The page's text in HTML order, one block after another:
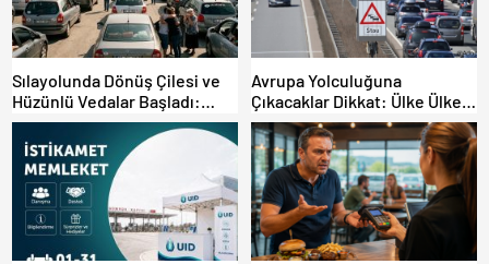
Sılayolunda Dönüş Çilesi ve
Hüzünlü Vedalar Başladı:
Kapıkule’de Yoğunluk Artıyor!
Avrupa Yolculuğuna
Çıkacaklar Dikkat: Ülke Ülke
Güncel Trafik Kuralları,
Avrupa Otoyol Hız Limitleri